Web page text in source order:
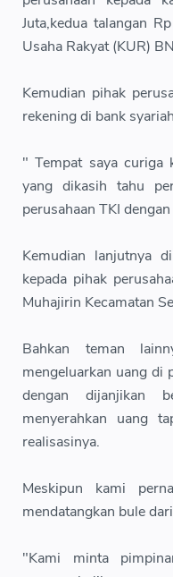
Juta,kedua talangan
Usaha Rakyat (KUR)
Kemudian pihak
rekening di bank
" Tempat saya curiga
yang dikasih tahu
perusahaan TKI
Kemudian lanjutnya
kepada pihak
Muhajirin Kecamatan
Bahkan teman
mengeluarkan uang di
dengan dijanjikan
menyerahkan uang
realisasinya.
Meskipun kami
mendatangkan bule
"Kami minta